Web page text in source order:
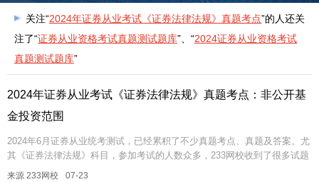
关注“2024年证券从业考试《证券法律法规》真题考点”的人还关
注了“证券从业资格考试真题测试题库”、“2024证券从业资格考试
真题测试题库”
2024年证券从业考试《证券法律法规》真题考点：非公开基
金投资范围
2024年6月证券从业统考测试，已经累积了不少真题考点、真题及答案。尤
其《证券法律法规》科目，参加考试的人数众多，233网校收到了很多试题
反馈，考过的真题可能再考，即便不考一模一样的，也可能考相同的考...
来源 233网校 07-23